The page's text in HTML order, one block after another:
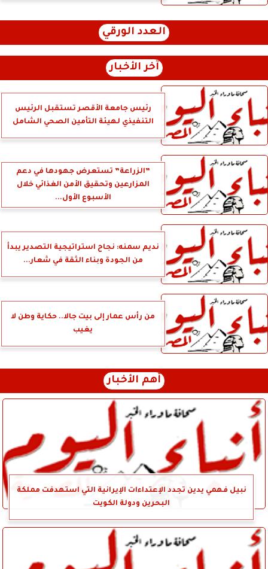
العدد الورقي
آخر الأخبار
رئيس جامعة الأقصر تستقبل الرئيس
التنفيذي لهيئة التأمين الصحي الشامل
”الزراعة” تستعرض جهودها في دعم
المزارعين وتحقيق الأمن الغذائي خلال
الأسبوع الأول...
نديم سمنه: نجاح استراتيجية التصدير يبدأ
من الجودة وبناء الثقة في شعار...
من رأس عمار إلى بيت جالا.. حكاية وطن لا
يغيب
أهم الأخبار
نبيل فهمي يدين تجدد الإعتداءات الإيرانية التي استهدفت مملكة
البحرين ودولة الكويت